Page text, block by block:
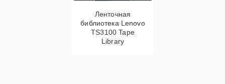
Ленточная
библиотека Lenovo
TS3100 Tape
Library